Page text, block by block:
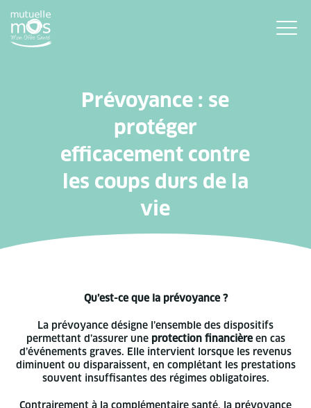
Prévoyance : se
protéger
efficacement contre
les coups durs de la
vie
Qu’est-ce que la prévoyance ?
La prévoyance désigne l’ensemble des dispositifs
permettant d’assurer une protection financièreen cas
d’événements graves. Elle intervient lorsque les revenus
diminuent ou disparaissent, en complétant les prestations
souvent insuffisantes des régimes obligatoires.
Contrairement à la complémentaire santé, la prévoyance